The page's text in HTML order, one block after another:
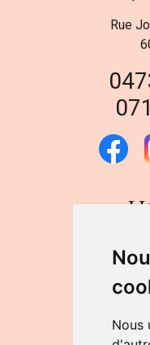
Nous
Rue
DU
de 9h à